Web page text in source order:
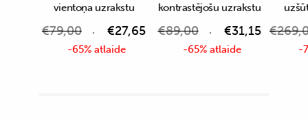
vientoņa uzrakstu
€79,00 €27,65
-65% atlaide
kontrastējošu uzrakstu
€89,00 €31,15
-65% atlaide
€
-